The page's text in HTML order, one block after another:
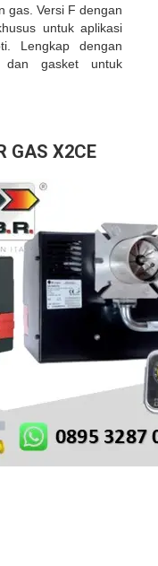
gas. Versi F dengan
untuk aplikasi
Lengkap dengan
dan gasket untuk
GAS X2CE